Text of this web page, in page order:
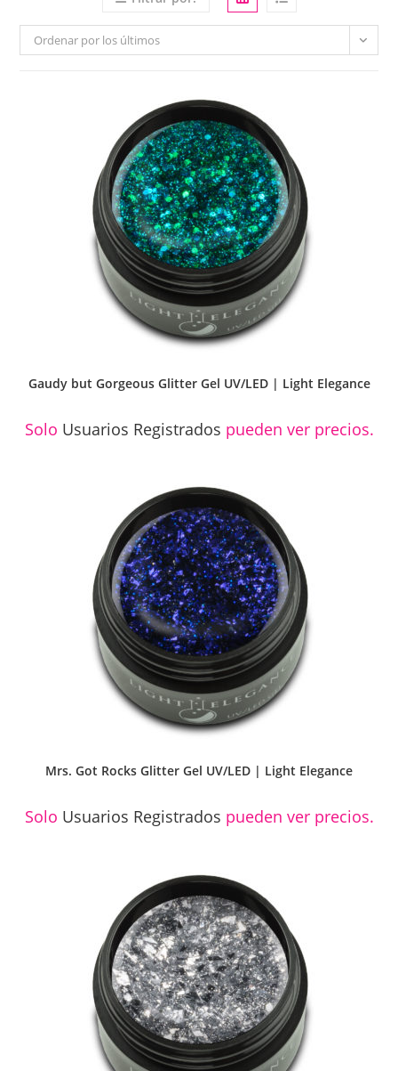
Ordenar por los últimos
Gaudy but Gorgeous Glitter Gel UV/LED | Light Elegance
Solo Usuarios Registrados pueden ver precios.
Mrs. Got Rocks Glitter Gel UV/LED | Light Elegance
Solo Usuarios Registrados pueden ver precios.